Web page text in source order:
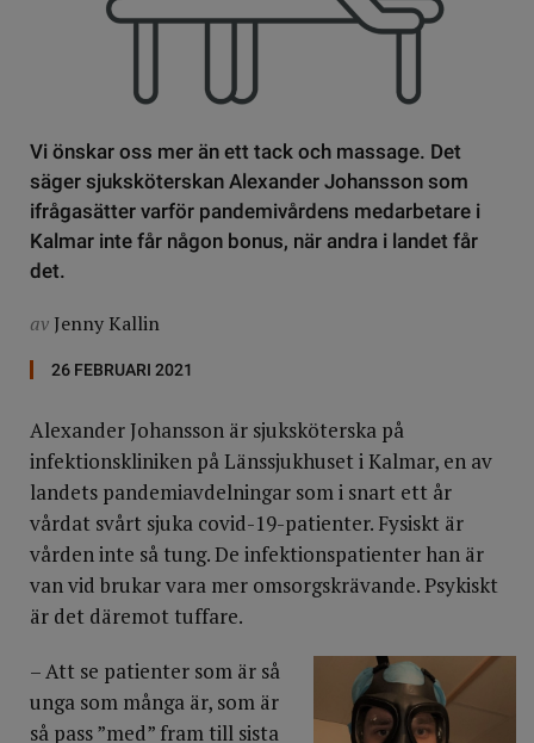
Vi önskar oss mer än ett tack och massage. Det
säger sjuksköterskan Alexander Johansson som
ifrågasätter varför pandemivårdens medarbetare i
Kalmar inte får någon bonus, när andra i landet får
det.
av Jenny Kallin
26 FEBRUARI 2021
Alexander Johansson är sjuksköterska på
infektionskliniken på Länssjukhuset i Kalmar, en av
landets pandemiavdelningar som i snart ett år
vårdat svårt sjuka covid-19-patienter. Fysiskt är
vården inte så tung. De infektionspatienter han är
van vid brukar vara mer omsorgskrävande. Psykiskt
är det däremot tuffare.
– Att se patienter som är så
unga som många är, som är
så pass ”med” fram till sista